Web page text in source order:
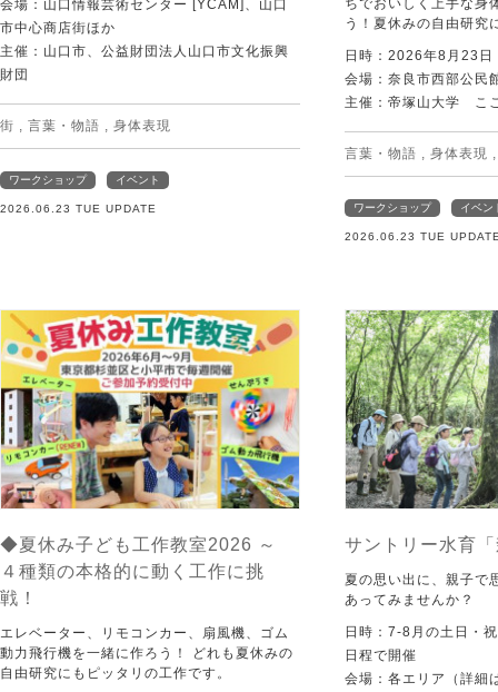
会場：山口情報芸術センター [YCAM]、山口
市中心商店街ほか
主催：山口市、公益財団法人山口市文化振興
財団
街 , 言葉・物語 , 身体表現
ワークショップ イベント
2026.06.23 TUE UPDATE
ちでおいしく上手な身
う！夏休みの自由研究
日時：2026年8月23日
会場：奈良市西部公民
主催：帝塚山大学 こ
言葉・物語 , 身体表現
ワークショップ イベン
2026.06.23 TUE
◆夏休み子ども工作教室2026 ～
４種類の本格的に動く工作に挑
戦！
エレベーター、リモコンカー、扇風機、ゴム
動力飛行機を一緒に作ろう！ どれも夏休みの
自由研究にもピッタリの工作です。
サントリー水育
夏の思い出に、親子で
あってみませんか？
日時：7-8月の土日・
日程で開催
会場：各エリア（詳細